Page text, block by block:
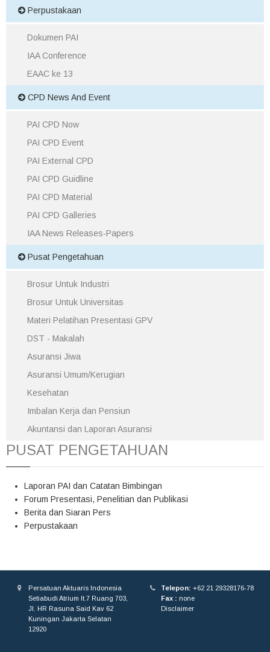
Perpustakaan
Dokumen PAI
IAA Conference
EAAC ke 13
CPD News And Event
PAI CPD Now
PAI CPD Event
PAI External CPD
PAI CPD Guidline
PAI CPD Material
PAI CPD Galleries
IAA News Releases-Papers
Pusat Pengetahuan
Brosur Untuk Industri
Brosur Untuk Universitas
Materi Pelatihan Presentasi GPV
DST - Makalah
Asuransi Jiwa
Asuransi Umum/Kerugian
Kesehatan
Imbalan Kerja dan Pensiun
Akuntansi dan Laporan Asuransi
PUSAT PENGETAHUAN
Laporan PAI dan Catatan Bimbingan
Forum Presentasi, Penelitian dan Publikasi
Berita dan Siaran Pers
Perpustakaan
Telepon: +62 21 29328176-78
Fax : none
Disclaimer
Persatuan Aktuaris Indonesia
Setiabudi Atrium lt.7 Ruang 703,
Jl. HR Rasuna Said Kav 62
Kuningan Jakarta Selatan
12920